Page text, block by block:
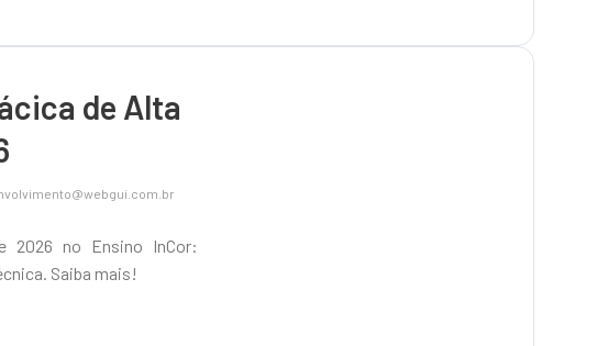
de Alta
2026 no Ensino InCor:
Saiba mais!